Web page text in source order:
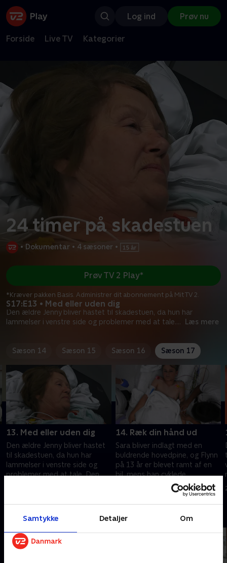
Samtykke Detaljer Om
Log ind Prøv nu
Forside Live TV Kategorier
24 timer på skadestuen
• Dokumentar • 4 sæsoner •
S17:E13 • Med eller uden dig
Den ældre Jenny bliver hastet til skadestuen, da hun har
lammelser i venstre side og problemer med at tale.... Læs mere
Prøv TV 2 Play*
*Kræver pakken Basis. Administrer dit abonnement på Mit TV 2.
Sæson 14 Sæson 15 Sæson 16 Sæson 17
13. Med eller uden dig
Den ældre Jenny bliver hastet
til skadestuen, da hun har
lammelser i venstre side og
problemer med at tale. Den
14. Ræk din hånd ud
Sara bliver indlagt med en
buldrende hovedpine, og Flynn
på 13 år er blevet ramt af en
bil, mens han cyklede.
21. oktober 2025 • 46 min
Andre så også